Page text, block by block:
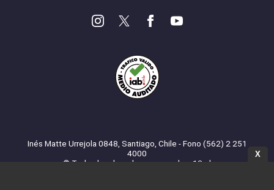
Inés Matte Urrejola 0848, Santiago, Chile - Fono (562) 2 251
4000
© Todos los derechos reservados. 13.cl
X